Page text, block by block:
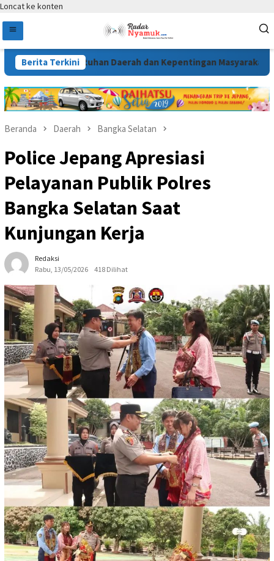
Loncat ke konten
Berita Terkini
Kebutuhan Daerah dan Kepentingan Masyarakat
Beranda Daerah Bangka Selatan
Police Jepang Apresiasi
Pelayanan Publik Polres
Bangka Selatan Saat
Kunjungan Kerja
Redaksi
Rabu, 13/05/2026
418 Dilihat